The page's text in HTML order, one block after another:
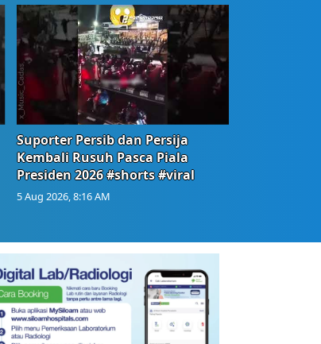
Suporter Persib dan Persija
Kembali Rusuh Pasca Piala
Presiden 2026 #shorts #viral
5 Aug 2026, 8:16 AM